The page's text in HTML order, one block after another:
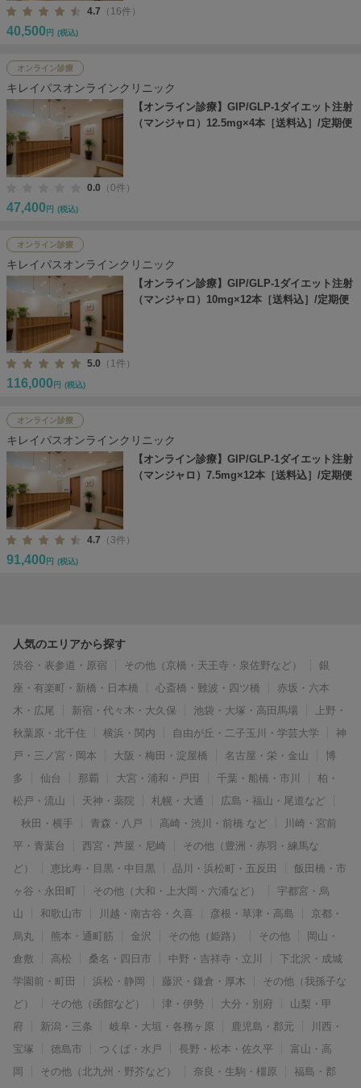
4.7 （16件）
40,500 円 (税込)
オンライン診療
キレイパスオンラインクリニック
【オンライン診療】GIP/GLP-1ダイエット注射
（マンジャロ）12.5mg×4本［送料込］/定期便
0.0 （0件）
47,400 円 (税込)
オンライン診療
キレイパスオンラインクリニック
【オンライン診療】GIP/GLP-1ダイエット注射
（マンジャロ）10mg×12本［送料込］/定期便
5.0 （1件）
116,000 円 (税込)
オンライン診療
キレイパスオンラインクリニック
【オンライン診療】GIP/GLP-1ダイエット注射
（マンジャロ）7.5mg×12本［送料込］/定期便
4.7 （3件）
91,400 円 (税込)
人気のエリアから探す
渋谷・表参道・原宿 その他（京橋・天王寺・泉佐野など）
銀
座・有楽町・新橋・日本橋
心斎橋・難波・四ツ橋
赤坂・六本
木・広尾
新宿・代々木・大久保 池袋・大塚・高田馬場
上野・
秋葉原・北千住
横浜・関内 自由が丘・二子玉川・学芸大学
神
戸・三ノ宮・岡本
大阪・梅田・淀屋橋 名古屋・栄・金山
博
多
仙台 那覇 大宮・浦和・戸田 千葉・船橋・市川
柏・
松戸・流山
天神・薬院 札幌・大通
広島・福山・尾道など
秋田・横手
青森・八戸 高崎・渋川・前橋 など
川崎・宮前
平・青葉台
西宮・芦屋・尼崎
その他（豊洲・赤羽・練馬な
ど）
恵比寿・目黒・中目黒 品川・浜松町・五反田
飯田橋・市
ヶ谷・永田町
その他（大和・上大岡・六浦など）
宇都宮・烏
山
和歌山市 川越・南古谷・久喜 彦根・草津・高島
京都・
烏丸
熊本・通町筋 金沢 その他（姫路） その他
岡山・
倉敷
高松 桑名・四日市 中野・吉祥寺・立川
下北沢・成城
学園前・町田
浜松・静岡 藤沢・鎌倉・厚木
その他（我孫子な
ど）
その他（函館など） 津・伊勢 大分・別府
山梨・甲
府
新潟・三条 岐阜・大垣・各務ヶ原 鹿児島・郡元
川西・
宝塚
徳島市 つくば・水戸 長野・松本・佐久平
富山・高
岡
その他（北九州・野芥など） 奈良・生駒・橿原
福島・郡